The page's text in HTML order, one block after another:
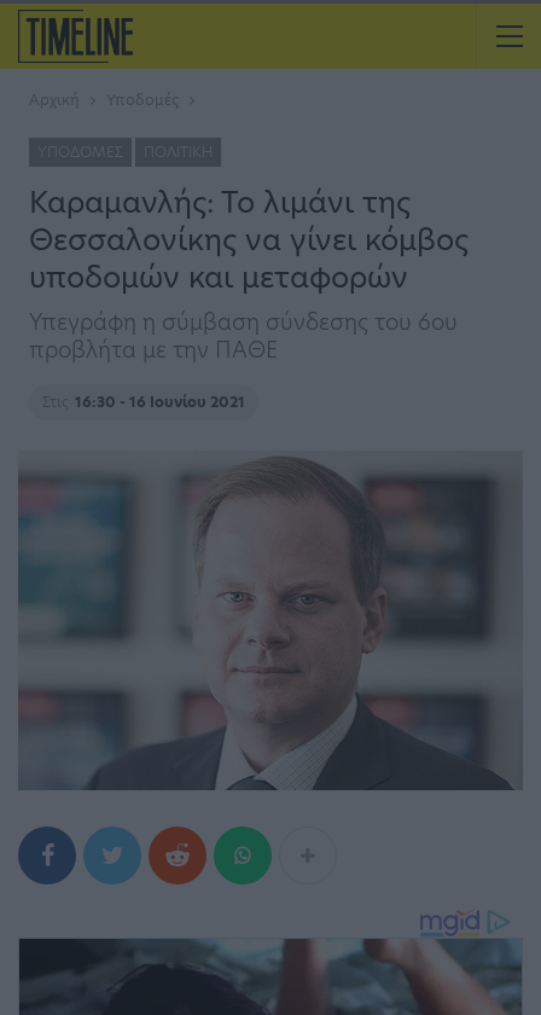
Αρχική Υποδομές
ΥΠΟΔΟΜΈΣ ΠΟΛΙΤΙΚΉ
Καραμανλής: Το λιμάνι της
Θεσσαλονίκης να γίνει κόμβος
υποδομών και μεταφορών
Υπεγράφη η σύμβαση σύνδεσης του 6ου
προβλήτα με την ΠΑΘΕ
Στις 16:30 - 16 Ιουνίου 2021